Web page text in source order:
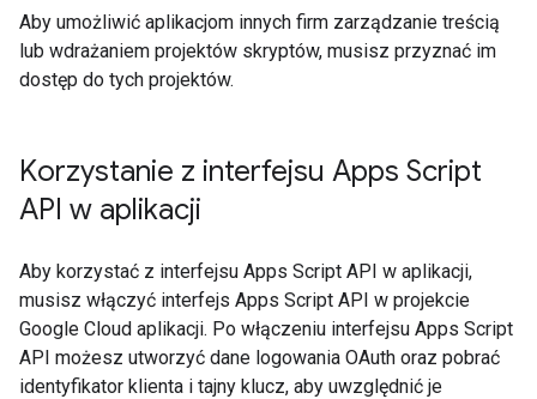
Aby umożliwić aplikacjom innych firm zarządzanie treścią
lub wdrażaniem projektów skryptów, musisz przyznać im
dostęp do tych projektów.
Korzystanie z interfejsu Apps Script
API w aplikacji
Aby korzystać z interfejsu Apps Script API w aplikacji,
musisz włączyć interfejs Apps Script API w projekcie
Google Cloud aplikacji. Po włączeniu interfejsu Apps Script
API możesz utworzyć dane logowania OAuth oraz pobrać
identyfikator klienta i tajny klucz, aby uwzględnić je